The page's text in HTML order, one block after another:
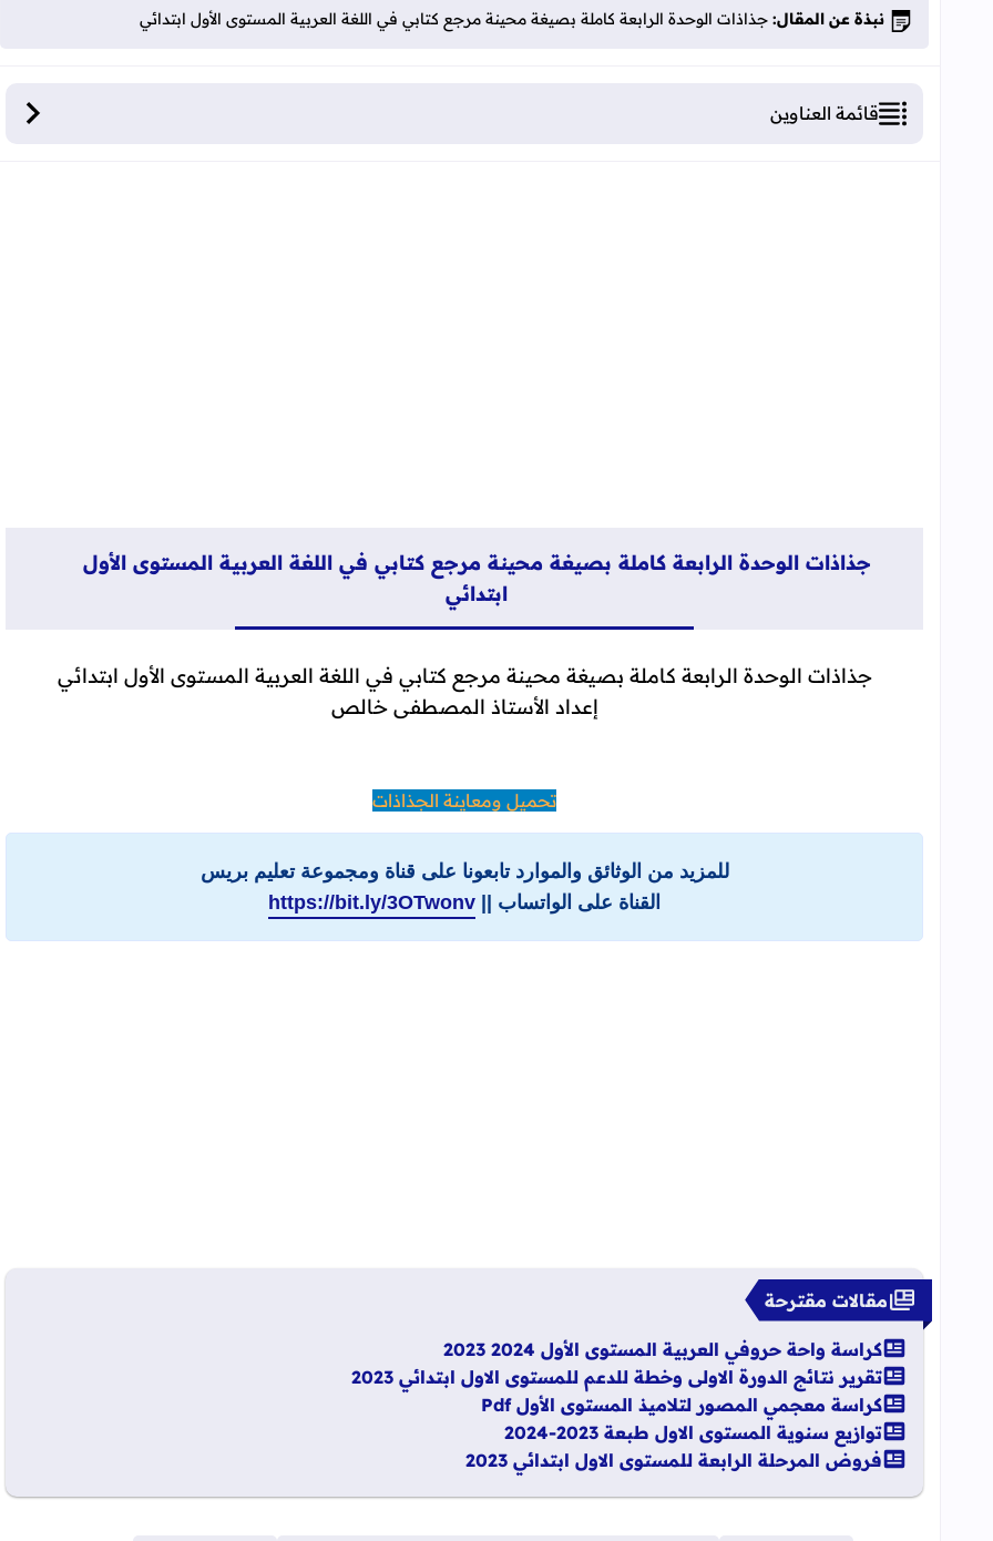
نبذة عن المقال: جذاذات الوحدة الرابعة كاملة بصيغة محينة مرجع كتابي في اللغة العربية المستوى الأول ابتدائي
قائمة العناوين
جذاذات الوحدة الرابعة كاملة بصيغة محينة مرجع كتابي في اللغة العربية المستوى الأول
ابتدائي
جذاذات الوحدة الرابعة كاملة بصيغة محينة مرجع كتابي في اللغة العربية المستوى الأول ابتدائي
إعداد الأستاذ المصطفى خالص
تحميل ومعاينة الجذاذات
للمزيد من الوثائق والموارد تابعونا على قناة ومجموعة تعليم بريس
القناة على الواتساب || https://bit.ly/3OTwonv
مقالات مقترحة
كراسة واحة حروفي العربية المستوى الأول 2024 2023
تقرير نتائج الدورة الاولى وخطة للدعم للمستوى الاول ابتدائي 2023
كراسة معجمي المصور لتلاميذ المستوى الأول Pdf
توازيع سنوية المستوى الاول طبعة 2023-2024
فروض المرحلة الرابعة للمستوى الاول ابتدائي 2023